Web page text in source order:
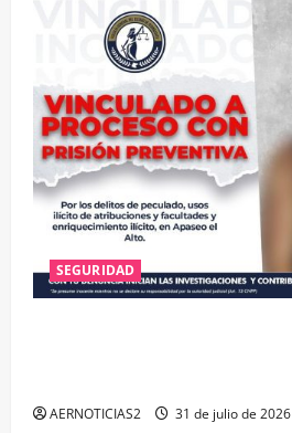
SEGURIDAD
AERNOTICIAS2 31 de julio de 2026